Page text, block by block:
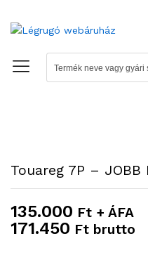
Touareg 7P – JOBB
135.000 Ft + ÁFA
171.450 Ft brutto